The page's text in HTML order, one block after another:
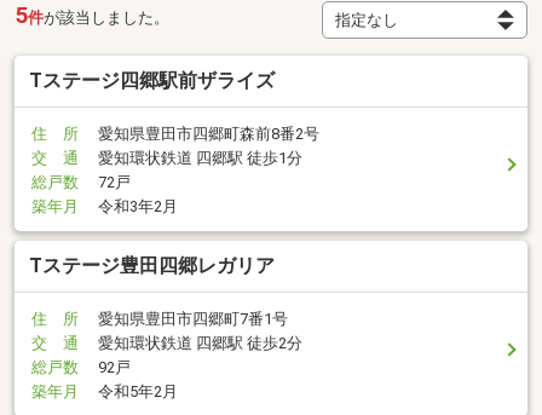
5件が該当しました。
Tステージ四郷駅前ザライズ
住 所
愛知県豊田市四郷町森前8番2号
交 通
愛知環状鉄道 四郷駅 徒歩1分
総戸数
72戸
築年月
令和3年2月
Tステージ豊田四郷レガリア
住 所
愛知県豊田市四郷町7番1号
交 通
愛知環状鉄道 四郷駅 徒歩2分
総戸数
92戸
築年月
令和5年2月